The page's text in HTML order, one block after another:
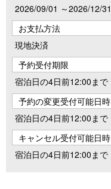
2026/09/01 ～2026/12/31
お支払方法
現地決済
予約受付期限
宿泊日の4日前12:00まで
予約の変更受付可能日時
宿泊日の4日前12:00まで
キャンセル受付可能日時
宿泊日の4日前12:00まで